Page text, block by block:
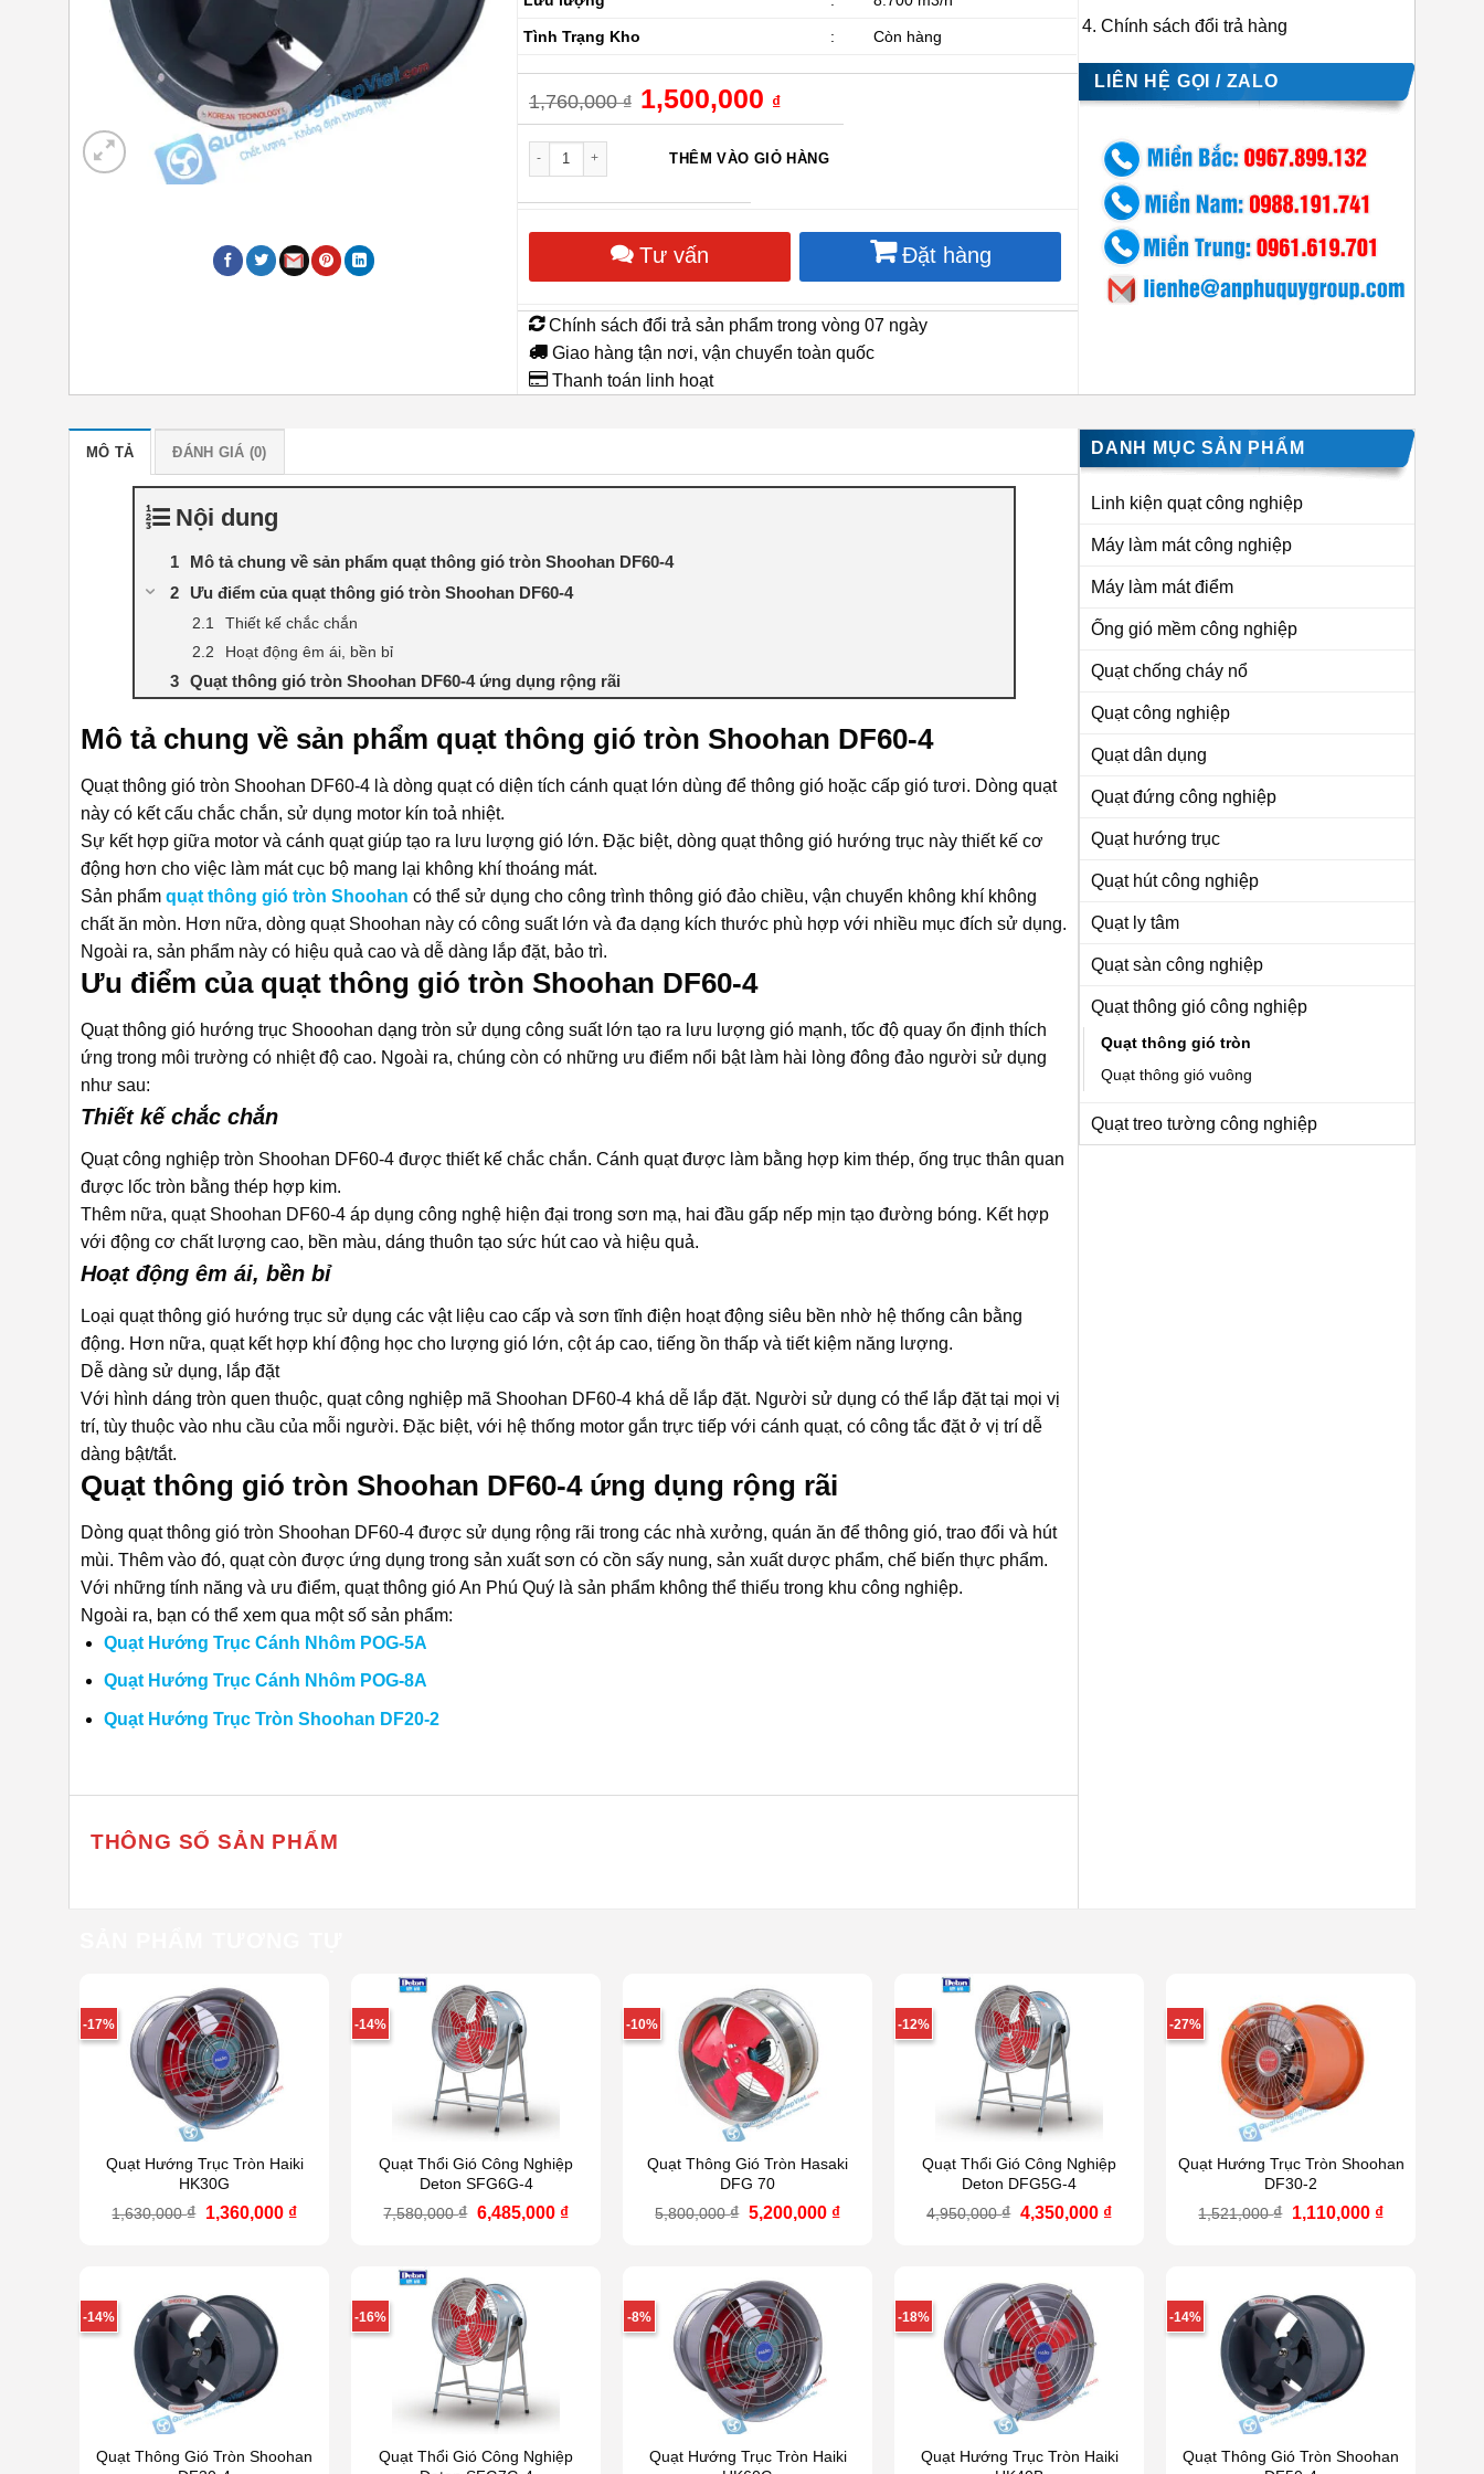
Tình Trạng Kho : Còn hàng
1,760,000₫
Giá
gốc
là:
1,760,000 ₫.
1,500,000 ₫
Giá
hiện
tại
là:
1,500,000 ₫.
Quạt Thông Gió Tròn Shoohan DF60-4 số lượng
THÊM VÀO GIỎ HÀNG
Tư vấn Đặt hàng
Chính sách đổi trả sản phẩm trong vòng 07 ngày
Giao hàng tận nơi, vận chuyển toàn quốc
Thanh toán linh hoạt
Chính sách đổi trả hàng
LIÊN HỆ GỌI / ZALO
MÔ TẢ ĐÁNH GIÁ (0)
Nội dung
Mô tả chung về sản phẩm quạt thông gió tròn Shoohan DF60-4
Ưu điểm của quạt thông gió tròn Shoohan DF60-4
Thiết kế chắc chắn
Hoạt động êm ái, bền bỉ
Quạt thông gió tròn Shoohan DF60-4 ứng dụng rộng rãi
Mô tả chung về sản phẩm quạt thông gió tròn Shoohan DF60-4
Quạt thông gió tròn Shoohan DF60-4 là dòng quạt có diện tích cánh quạt lớn dùng để thông gió hoặc cấp gió tươi. Dòng quạt
này có kết cấu chắc chắn, sử dụng motor kín toả nhiệt.
Sự kết hợp giữa motor và cánh quạt giúp tạo ra lưu lượng gió lớn. Đặc biệt, dòng quạt thông gió hướng trục này thiết kế cơ
động hơn cho việc làm mát cục bộ mang lại không khí thoáng mát.
Sản phẩm quạt thông gió tròn Shoohan có thể sử dụng cho công trình thông gió đảo chiều, vận chuyển không khí không
chất ăn mòn. Hơn nữa, dòng quạt Shoohan này có công suất lớn và đa dạng kích thước phù hợp với nhiều mục đích sử dụng.
Ngoài ra, sản phẩm này có hiệu quả cao và dễ dàng lắp đặt, bảo trì.
Ưu điểm của quạt thông gió tròn Shoohan DF60-4
Quạt thông gió hướng trục Shooohan dạng tròn sử dụng công suất lớn tạo ra lưu lượng gió mạnh, tốc độ quay ổn định thích
ứng trong môi trường có nhiệt độ cao. Ngoài ra, chúng còn có những ưu điểm nổi bật làm hài lòng đông đảo người sử dụng
như sau:
Thiết kế chắc chắn
Quạt công nghiệp tròn Shoohan DF60-4 được thiết kế chắc chắn. Cánh quạt được làm bằng hợp kim thép, ống trục thân quan
được lốc tròn bằng thép hợp kim.
Thêm nữa, quạt Shoohan DF60-4 áp dụng công nghệ hiện đại trong sơn mạ, hai đầu gấp nếp mịn tạo đường bóng. Kết hợp
với động cơ chất lượng cao, bền màu, dáng thuôn tạo sức hút cao và hiệu quả.
Hoạt động êm ái, bền bỉ
Loại quạt thông gió hướng trục sử dụng các vật liệu cao cấp và sơn tĩnh điện hoạt động siêu bền nhờ hệ thống cân bằng
động. Hơn nữa, quạt kết hợp khí động học cho lượng gió lớn, cột áp cao, tiếng ồn thấp và tiết kiệm năng lượng.
Dễ dàng sử dụng, lắp đặt
Với hình dáng tròn quen thuộc, quạt công nghiệp mã Shoohan DF60-4 khá dễ lắp đặt. Người sử dụng có thể lắp đặt tại mọi vị
trí, tùy thuộc vào nhu cầu của mỗi người. Đặc biệt, với hệ thống motor gắn trực tiếp với cánh quạt, có công tắc đặt ở vị trí dễ
dàng bật/tắt.
Quạt thông gió tròn Shoohan DF60-4 ứng dụng rộng rãi
Dòng quạt thông gió tròn Shoohan DF60-4 được sử dụng rộng rãi trong các nhà xưởng, quán ăn để thông gió, trao đổi và hút
mùi. Thêm vào đó, quạt còn được ứng dụng trong sản xuất sơn có cồn sấy nung, sản xuất dược phẩm, chế biến thực phẩm.
Với những tính năng và ưu điểm, quạt thông gió An Phú Quý là sản phẩm không thể thiếu trong khu công nghiệp.
Ngoài ra, bạn có thể xem qua một số sản phẩm:
Quạt Hướng Trục Cánh Nhôm POG-5A
Quạt Hướng Trục Cánh Nhôm POG-8A
Quạt Hướng Trục Tròn Shoohan DF20-2
THÔNG SỐ SẢN PHẨM
DANH MỤC SẢN PHẨM
Linh kiện quạt công nghiệp
Máy làm mát công nghiệp
Máy làm mát điểm
Ống gió mềm công nghiệp
Quạt chống cháy nổ
Quạt công nghiệp
Quạt dân dụng
Quạt đứng công nghiệp
Quạt hướng trục
Quạt hút công nghiệp
Quạt ly tâm
Quạt sàn công nghiệp
Quạt thông gió công nghiệp
Quạt thông gió tròn
Quạt thông gió vuông
Quạt treo tường công nghiệp
-17%
Quạt Hướng Trục Tròn Haiki
HK30G
1,630,000₫ Giá
1,360,000 ₫Giá
-14%
Quạt Thổi Gió Công Nghiệp
Deton SFG6G-4
7,580,000₫ Giá
6,485,000 ₫Giá
-10%
Quạt Thông Gió Tròn Hasaki
DFG 70
5,800,000₫ Giá
5,200,000 ₫Giá
-12%
Quạt Thổi Gió Công Nghiệp
Deton DFG5G-4
4,950,000₫ Giá
4,350,000 ₫Giá
-27%
Quạt Hướng Trục Tròn Shoohan
DF30-2
1,521,000₫ Giá
1,110,000 ₫Giá
-14%
Quạt Thông Gió Tròn Shoohan
-16%
Quạt Thổi Gió Công Nghiệp
-8%
Quạt Hướng Trục Tròn Haiki
-18%
Quạt Hướng Trục Tròn Haiki
-14%
Quạt Thông Gió Tròn Shoohan